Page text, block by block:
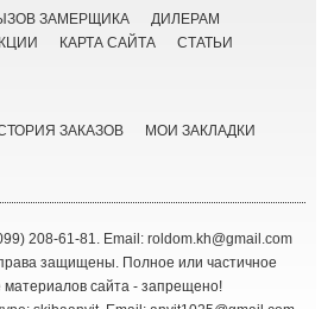
ЗАМЕРЩИКА
ДИЛЕРАМ
КАРТА САЙТА
СТАТЬИ
ЗАКАЗОВ
МОИ ЗАКЛАДКИ
208-61-81. Email: roldom.kh@gmail.com
защищены. Полное или частичное
материалов сайта - запрещено!